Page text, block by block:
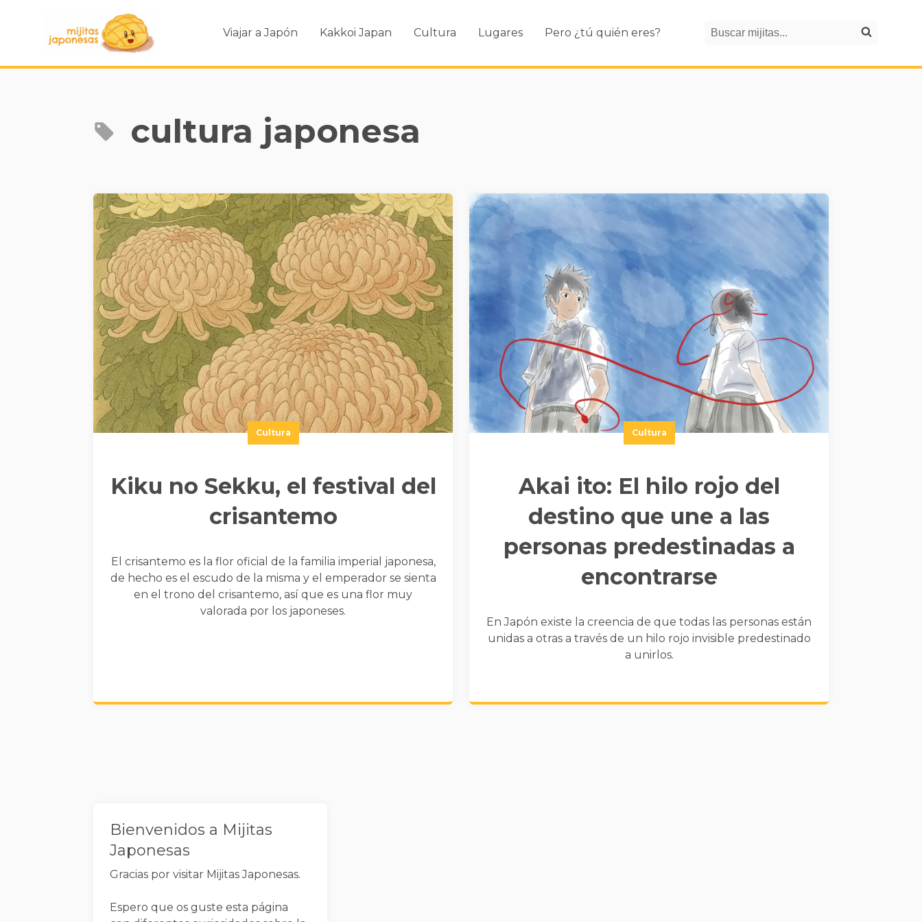
Viajar a Japón Kakkoi Japan Cultura Lugares Pero ¿tú quién eres?
Buscar mijitas
Search
cultura japonesa
Cultura
Kiku no Sekku, el festival del
crisantemo
El crisantemo es la flor oficial de la familia imperial japonesa,
de hecho es el escudo de la misma y el emperador se sienta
en el trono del crisantemo, así que es una flor muy
valorada por los japoneses.
Cultura
Akai ito: El hilo rojo del
destino que une a las
personas predestinadas a
encontrarse
En Japón existe la creencia de que todas las personas están
unidas a otras a través de un hilo rojo invisible predestinado
a unirlos.
Bienvenidos a Mijitas
Japonesas
Gracias por visitar Mijitas Japonesas.
Espero que os guste esta página